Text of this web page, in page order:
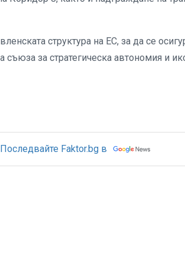
структура на ЕС, за да се
за стратегическа автономия и
Последвайте Faktor.bg в